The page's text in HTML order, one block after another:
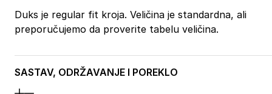
Duks je regular fit kroja. Veličina je standardna, ali
preporučujemo da proverite tabelu veličina.
SASTAV, ODRŽAVANJE I POREKLO